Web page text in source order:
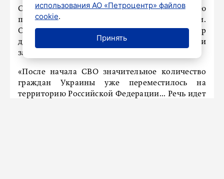
Сотни тысяч украинцев переехали в Россию
после начала специальной военной операции.
Об этом РИА Новости рассказал директор
департамента по работе с соотечественниками
за рубежом МИД РФ Геннадий Овечко.
«После начала СВО значительное количество
граждан Украины уже переместилось на
территорию Российской Федерации... Речь идет
использования АО «Петроцентр» файлов
cookie.
Принять